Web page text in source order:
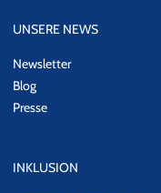
UNSERE NEWS
Newsletter
Blog
Presse
INKLUSION